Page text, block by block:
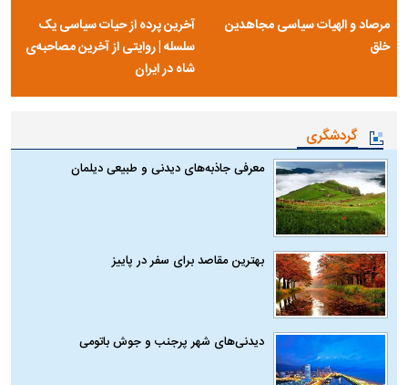
مرصاد و الهیات سیاسی مجاهدین
خلق
آخرین پرده از حیات سیاسی یک
سلسله | روایتی از آخرین مصاحبه‌ی
شاه در ایران
گردشگری
معرفی جاذبه‌های دیدنی و طبیعی دیلمان
بهترین مقاصد برای سفر در پاییز
دیدنی‌های شهر پرجنب و جوش باتومی